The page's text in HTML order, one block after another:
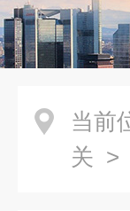
当前
关 >